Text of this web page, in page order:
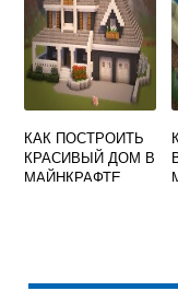
КАК ПОСТРОИТЬ
КРАСИВЫЙ ДОМ В
МАЙНКРАФТЕ